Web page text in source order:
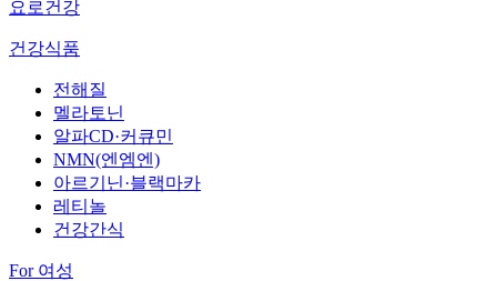
요로건강
건강식품
전해질
멜라토닌
알파CD·커큐민
NMN(엔엠엔)
아르기닌·블랙마카
레티놀
건강간식
For 여성